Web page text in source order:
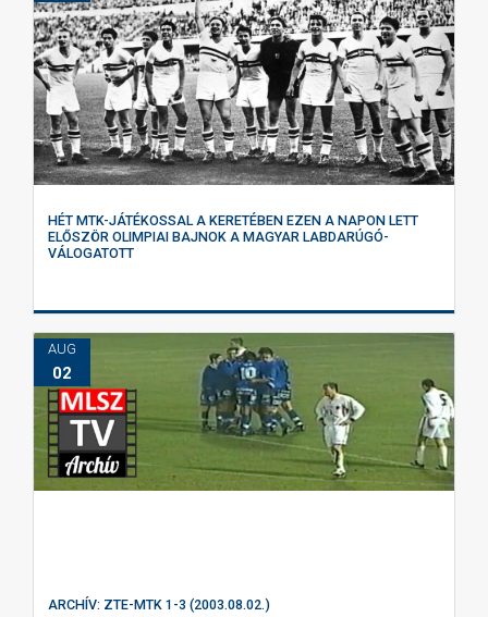
HÉT MTK-JÁTÉKOSSAL A KERETÉBEN EZEN A NAPON LETT
ELŐSZÖR OLIMPIAI BAJNOK A MAGYAR LABDARÚGÓ-
VÁLOGATOTT
AUG
02
ARCHÍV: ZTE-MTK 1-3 (2003.08.02.)